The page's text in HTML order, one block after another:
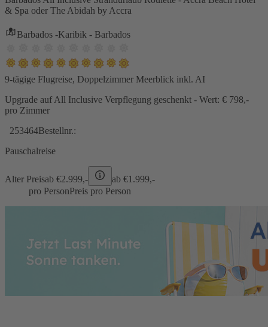
& Spa oder The Abidah by Accra
Barbados -Karibik - Barbados
9-tägige Flugreise, Doppelzimmer Meerblick inkl. AI
Upgrade auf All Inclusive Verpflegung geschenkt - Wert: € 798,-
pro Zimmer
253464Bestellnr.:
Pauschalreise
Alter Preisab €2.999,- ab €1.999,-
pro PersonPreis pro Person